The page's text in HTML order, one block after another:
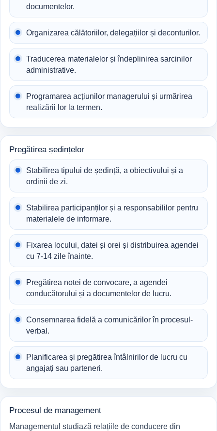
documentelor.
Organizarea călătoriilor, delegațiilor și deconturilor.
Traducerea materialelor și îndeplinirea sarcinilor
administrative.
Programarea acțiunilor managerului și urmărirea
realizării lor la termen.
Pregătirea ședințelor
Stabilirea tipului de ședință, a obiectivului și a
ordinii de zi.
Stabilirea participanților și a responsabililor pentru
materialele de informare.
Fixarea locului, datei și orei și distribuirea agendei
cu 7-14 zile înainte.
Pregătirea notei de convocare, a agendei
conducătorului și a documentelor de lucru.
Consemnarea fidelă a comunicărilor în procesul-
verbal.
Planificarea și pregătirea întâlnirilor de lucru cu
angajați sau parteneri.
Procesul de management
Managementul studiază relațiile de conducere din